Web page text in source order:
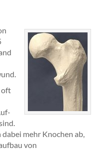
oft
mehr Knochen ab,
von